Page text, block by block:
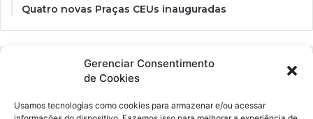
Gerenciar Consentimento
de Cookies
Usamos tecnologias como cookies para armazenar e/ou acessar
Quatro novas Praças CEUs inauguradas